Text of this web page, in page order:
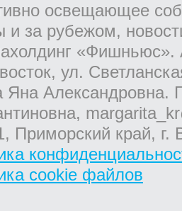
освещающее
и за рубежом,
«Фишньюс».
ул.
Александровна.
Приморский край,
cookie файлов